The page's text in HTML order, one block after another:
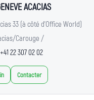
ACACIAS
33 (à côté d'Office World)
Carouge /
+41 22 307 02 02
Contacter